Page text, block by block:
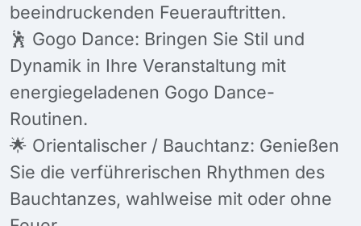
beeindruckenden Feuerauftritten.
🕺 Gogo Dance: Bringen Sie Stil und
Dynamik in Ihre Veranstaltung mit
energiegeladenen Gogo Dance-
Routinen.
🌟 Orientalischer / Bauchtanz: Genießen
Sie die verführerischen Rhythmen des
Bauchtanzes, wahlweise mit oder ohne